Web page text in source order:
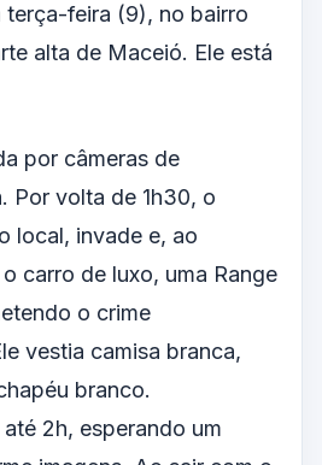
terça-feira (9), no bairro
alta de Maceió. Ele está
por câmeras de
Por volta de 1h30, o
local, invade e, ao
carro de luxo, uma Range
o crime
vestia camisa branca,
branco.
2h, esperando um